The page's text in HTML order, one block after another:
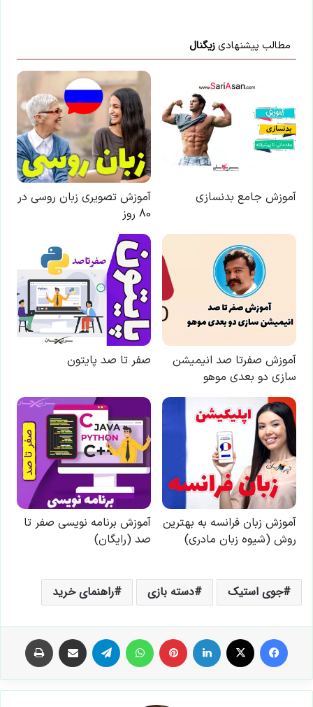
جوی استیک دسته بازی راهنمای خرید
فیس بوک لینکدین ‫پین‌ترست تلگرام اشتراک گذاری از طریق ایمیل